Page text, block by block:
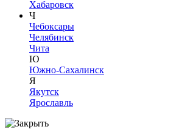
Хабаровск
Ч
Чебоксары
Челябинск
Чита
Ю
Южно-Сахалинск
Я
Якутск
Ярославль